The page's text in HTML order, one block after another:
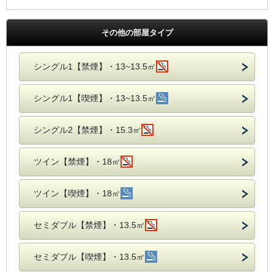
その他の部屋タイプ
シングル1【禁煙】・13~13.5㎡
シングル1【喫煙】・13~13.5㎡
シングル2【禁煙】・15.3㎡
ツイン【禁煙】・18㎡
ツイン【喫煙】・18㎡
セミダブル【禁煙】・13.5㎡
セミダブル【喫煙】・13.5㎡